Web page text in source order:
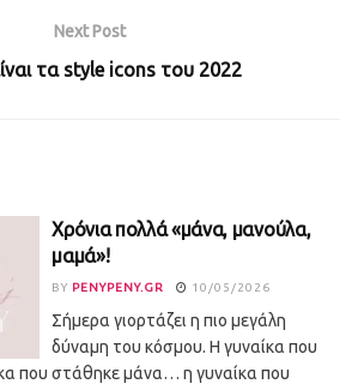
Next Post
τα style icons του 2022
Χρόνια πολλά «μάνα, μανούλα,
μαμά»!
BY PENYPENY.GR 10/05/2026
Σήμερα γιορτάζει η πιο μεγάλη
δύναμη του κόσμου. Η γυναίκα που
που στάθηκε μάνα… η γυναίκα που